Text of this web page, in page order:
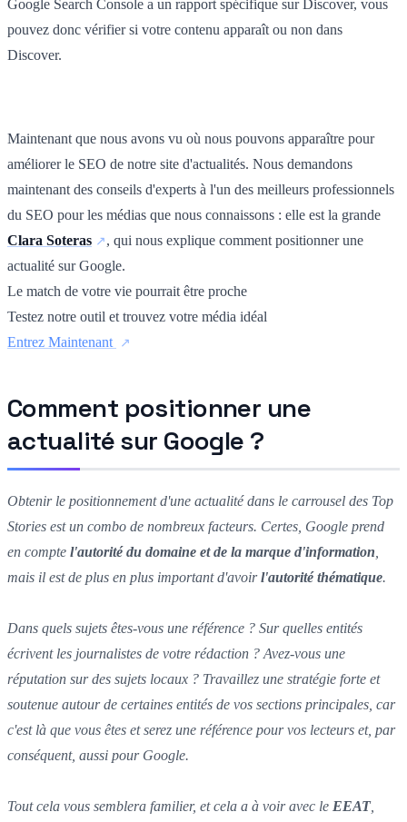
Google Search Console a un rapport spécifique sur Discover, vous
pouvez donc vérifier si votre contenu apparaît ou non dans
Discover.
Maintenant que nous avons vu où nous pouvons apparaître pour
améliorer le SEO de notre site d'actualités. Nous demandons
maintenant des conseils d'experts à l'un des meilleurs professionnels
du SEO pour les médias que nous connaissons : elle est la grande
Clara Soteras
, qui nous explique comment positionner une
actualité sur Google.
Le match de votre vie pourrait être proche
Testez notre outil et trouvez votre média idéal
Entrez Maintenant
Comment positionner une
actualité sur Google ?
Obtenir le positionnement d'une actualité dans le carrousel des Top
Stories est un combo de nombreux facteurs. Certes, Google prend
en compte l'autorité du domaine et de la marque d'information
mais il est de plus en plus important d'avoirl'autorité thématique.
Dans quels sujets êtes-vous une référence ? Sur quelles entités
écrivent les journalistes de votre rédaction ? Avez-vous une
réputation sur des sujets locaux ? Travaillez une stratégie forte et
soutenue autour de certaines entités de vos sections principales, car
c'est là que vous êtes et serez une référence pour vos lecteurs et, par
conséquent, aussi pour Google.
Tout cela vous semblera familier, et cela a à voir avec le EEAT,